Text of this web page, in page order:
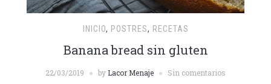
INICIO, POSTRES, RECETAS
Banana bread sin gluten
22/03/2019 by Lacor Menaje Sin comentarios